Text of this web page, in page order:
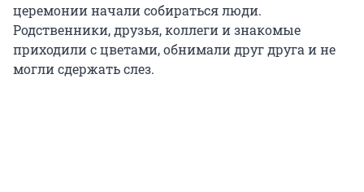
церемонии начали собираться люди.
Родственники, друзья, коллеги и знакомые
приходили с цветами, обнимали друг друга и не
могли сдержать слез.